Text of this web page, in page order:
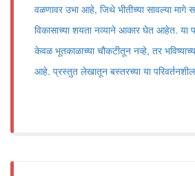
वळणावर उभा आहे, जिथे भीतीच्या सावल्या
विकासाच्या शयता नव्याने आकार घेत आहेत. या
केवळ भूतकाळाच्या चौकटीतून नव्हे, तर
आहे. प्रस्तुत लेखातून बस्तरच्या या